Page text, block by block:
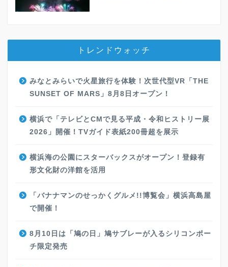
トレンドウォッチ
みなとみらいで火星旅行を体験！次世代型VR「THE
SUNSET OF MARS」8月8日オープン！
横浜で「テレビとCMで見る平成・令和ヒストリー展
2026」開催！TVガイド表紙200冊超を展示
横浜海の公園にスターバックスがオープン！登録有
形文化財の洋館を活用
「バナナマンのせっかくグルメ!!博覧会」横浜高島屋
で開催！
8月10日は「鳩の日」鳩サブレーが入るシリコンポー
チ限定発売